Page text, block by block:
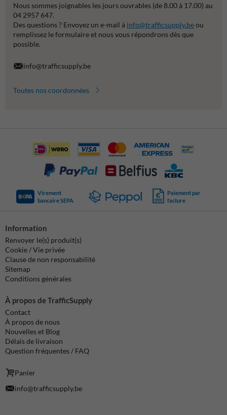
Nous sommes joignables les jours ouvrables (de 8.00 à 17.00) au
04 2957 647.
Des questions ? Envoyez un e-mail à info@trafficsupply.beou
remplissez le formulaire et nous vous répondrons dès que
possible.
info@trafficsupply.be
Toutes nos coordonnées
Virement
bancaire SEPA
Paiement par
facture
Information
Renvoyer le(s) produit(s)
Cookie / Vie privée
Clause de non responsabilité
Sitemap
Conditions générales
À propos de TrafficSupply
Contact
À propos de nous
Nouvelles et Blog
Délais de livraison
Question fréquentes / FAQ
Panier
info@trafficsupply.be